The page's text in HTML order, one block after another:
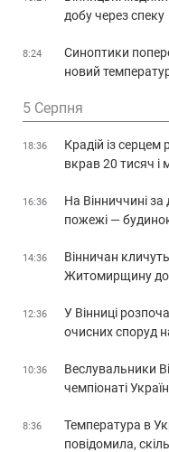
добу через спеку
8:24
Синоптики
новий
5 Серпня
18:36
Крадій із
вкрав 20 тисяч і
16:36
На Вінниччині
пожежі —
14:36
Вінничан
Житомирщину до
12:36
У Вінниці
очисних споруд
10:36
Веслувальники
чемпіонаті
8:36
Температура в
повідомила,